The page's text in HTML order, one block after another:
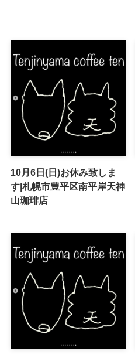
10月6日(日)お休み致しま
す|札幌市豊平区南平岸天神
山珈琲店